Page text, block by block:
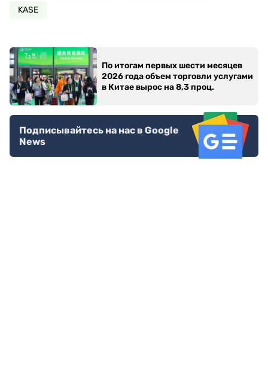
KASE
По итогам первых шести месяцев
2026 года объем торговли услугами
в Китае вырос на 8,3 проц.
Подписывайтесь на нас в Google
News